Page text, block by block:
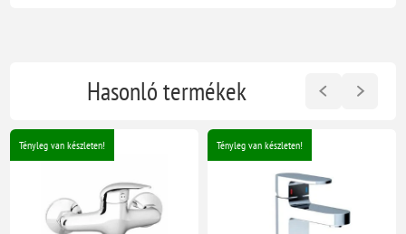
Hasonló termékek
Tényleg van készleten! Tényleg van készleten!